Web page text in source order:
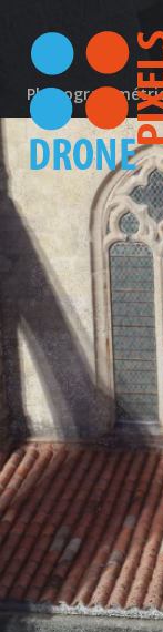
NOS
NOS
QUI
l’Hérault
Actualité